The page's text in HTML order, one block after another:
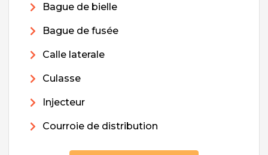
Bague de bielle
Bague de fusée
Calle laterale
Culasse
Injecteur
Courroie de distribution